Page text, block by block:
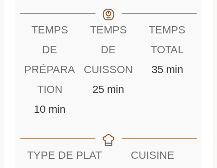
TEMPS
DE
PRÉPARA
TION
10m
n
min
TEMPS
DE
CUISSON
25m
u
min
TEMPS
TOTAL
35m
t
min
TYPE DE PLAT
CUISINE